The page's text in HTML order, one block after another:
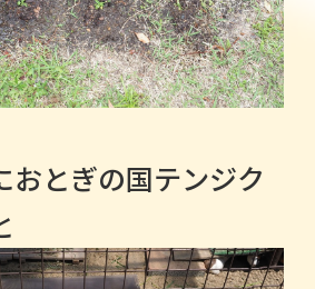
おとぎの国テンジク